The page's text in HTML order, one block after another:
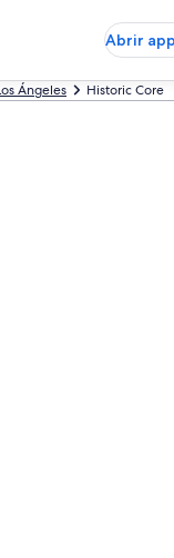
Abrir app
Ángeles Historic Core